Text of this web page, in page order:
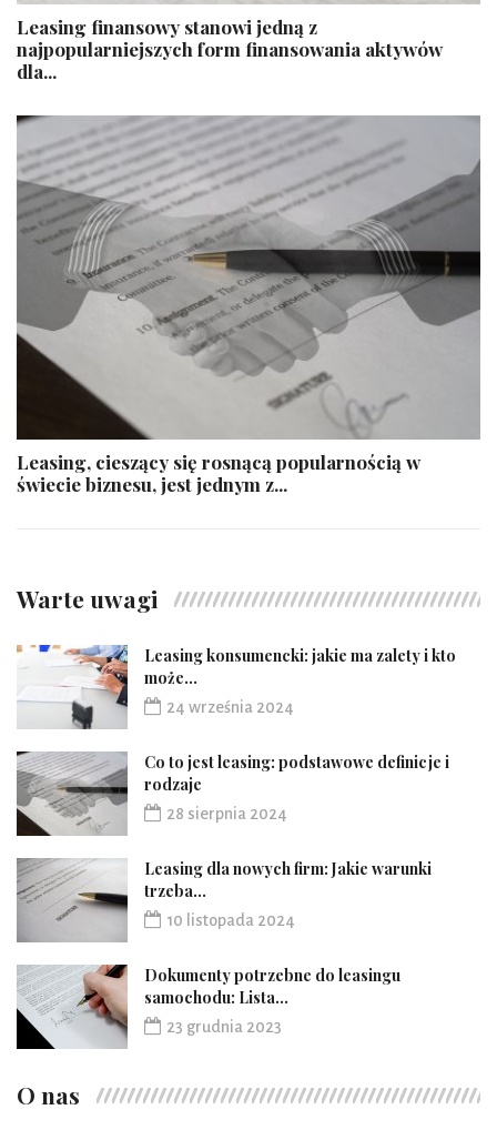
Leasing finansowy stanowi jedną z
najpopularniejszych form finansowania aktywów
dla...
Leasing, cieszący się rosnącą popularnością w
świecie biznesu, jest jednym z...
Warte uwagi
Leasing konsumencki: jakie ma zalety i kto
może...
24 września 2024
Co to jest leasing: podstawowe definicje i
rodzaje
28 sierpnia 2024
Leasing dla nowych firm: Jakie warunki
trzeba...
10 listopada 2024
Dokumenty potrzebne do leasingu
samochodu: Lista...
23 grudnia 2023
O nas